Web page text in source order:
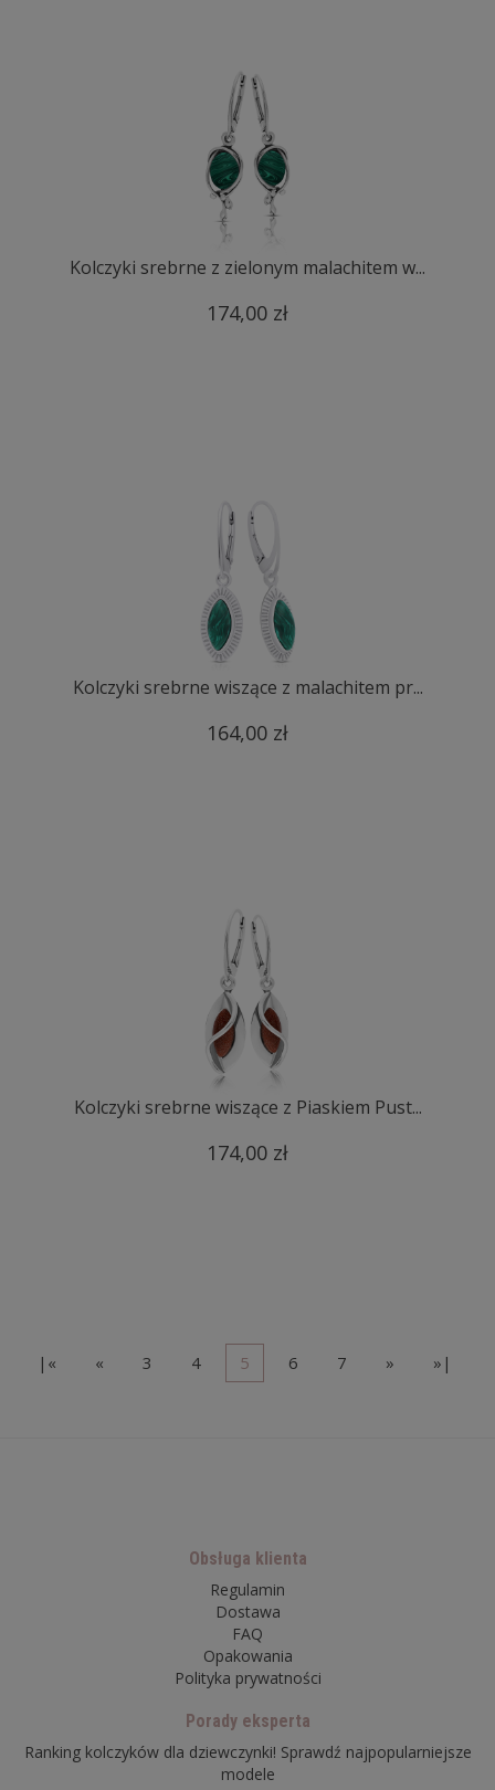
Kolczyki srebrne z zielonym malachitem w...
174,00 zł
Kolczyki srebrne wiszące z malachitem pr...
164,00 zł
Kolczyki srebrne wiszące z Piaskiem Pust...
174,00 zł
|« « 3 4 5 6 7 » »|
Obsługa klienta
Regulamin
Dostawa
FAQ
Opakowania
Polityka prywatności
Porady eksperta
Ranking kolczyków dla dziewczynki! Sprawdź najpopularniejsze
modele